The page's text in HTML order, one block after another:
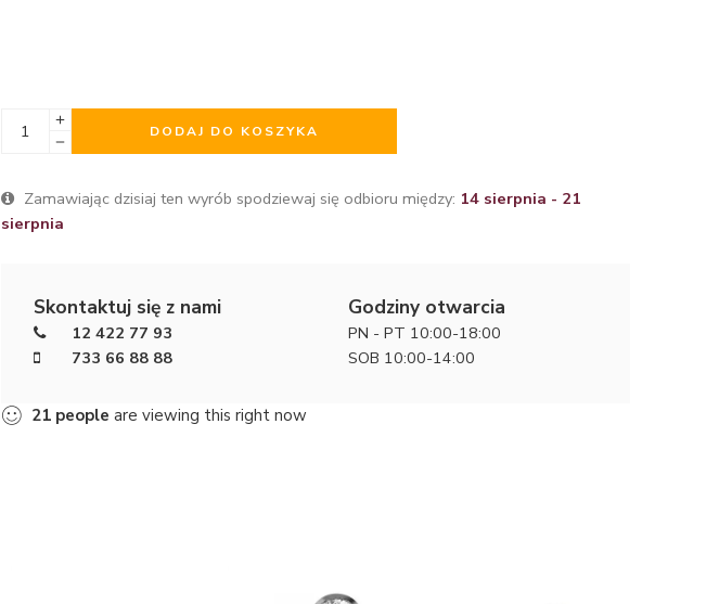
DODAJ DO KOSZYKA
Zamawiając dzisiaj ten wyrób spodziewaj się odbioru między: 14 sierpnia - 21
sierpnia
Skontaktuj się z nami
12 422 77 93
733 66 88 88
Godziny otwarcia
PN - PT 10:00-18:00
SOB 10:00-14:00
21 people are viewing this right now